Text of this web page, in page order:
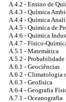
A.4.2 - Ensino de
A.4.3 - Química
A.4.4 - Química
A.4.5 - Química de
A.4.6 - Química
A.4.7 - Físico-
A.5.1 - Matemática
A.5.2 - Probabilidade
A.6.1 - Geociências
A.6.2 - Climatologia
A.6.3 - Geofísica
A.6.4 - Geografia
A.7.1 - Oceanografia